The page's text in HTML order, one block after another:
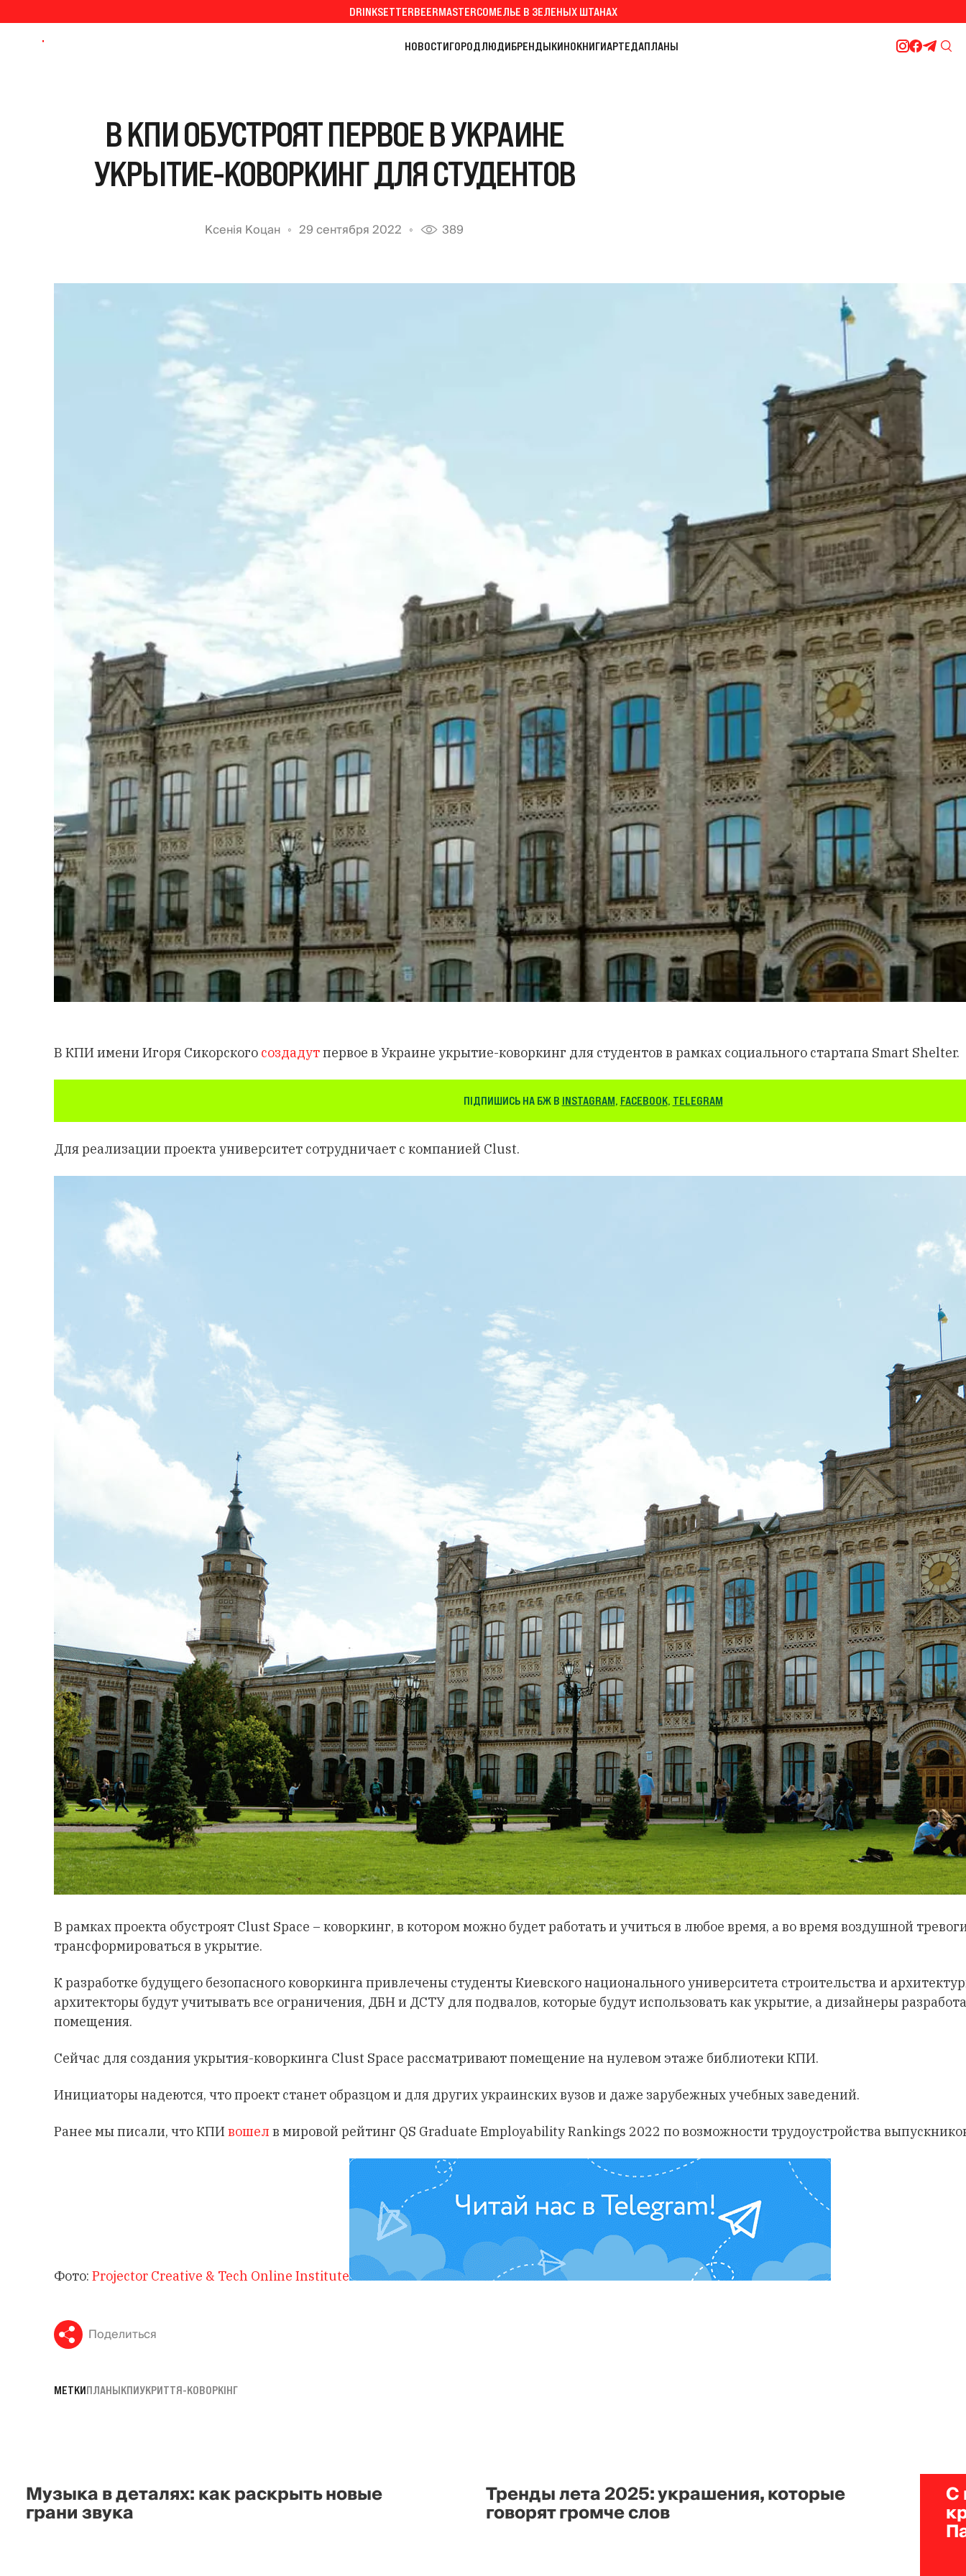
DRINKSETTERBEERMASTERСОМЕЛЬЕ В ЗЕЛЕНЫХ ШТАНАХ
НОВОСТИГОРОДЛЮДИБРЕНДЫКИНОКНИГИАРТЕДАПЛАНЫ
В КПИ ОБУСТРОЯТ ПЕРВОЕ В УКРАИНЕ
УКРЫТИЕ-КОВОРКИНГ ДЛЯ СТУДЕНТОВ
Ксенія Коцан 29 сентября 2022 389
В КПИ имени Игоря Сикорского создадутпервое в Украине укрытие-коворкинг для студентов в рамках социального стартапа Smart Shelter.
ПІДПИШИСЬ НА БЖ В INSTAGRAM, FACEBOOK, TELEGRAM
Для реализации проекта университет сотрудничает с компанией Clust.
В рамках проекта обустроят Clust Space – коворкинг, в котором можно будет работать и учиться в любое время, а во время воздушной
трансформироваться в укрытие.
К разработке будущего безопасного коворкинга привлечены студенты Киевского национального университета строительства и
архитекторы будут учитывать все ограничения, ДБН и ДСТУ для подвалов, которые будут использовать как укрытие, а дизайнеры
помещения.
Сейчас для создания укрытия-коворкинга Clust Space рассматривают помещение на нулевом этаже библиотеки КПИ.
Инициаторы надеются, что проект станет образцом и для других украинских вузов и даже зарубежных учебных заведений.
Ранее мы писали, что КПИ вошел в мировой рейтинг QS Graduate Employability Rankings 2022 по возможности трудоустройства
Фото: Projector Creative & Tech Online Institute
Поделиться
МЕТКИПЛАНЫКПИУКРИТТЯ-КОВОРКІНГ
Музыка в деталях: как раскрыть новые
грани звука
Тренды лета 2025: украшения, которые
говорят громче слов
С